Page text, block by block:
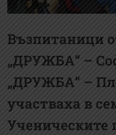
Възпитаници
„ДРУЖБА“ –
„ДРУЖБА“ –
участваха в
Ученическите